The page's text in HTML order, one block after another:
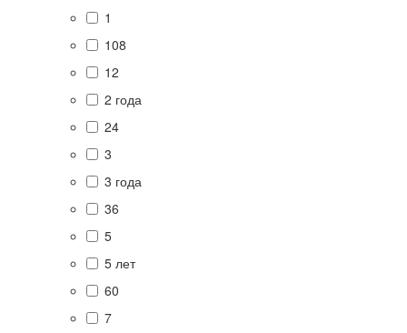
1
108
12
2 года
24
3
3 года
36
5
5 лет
60
7